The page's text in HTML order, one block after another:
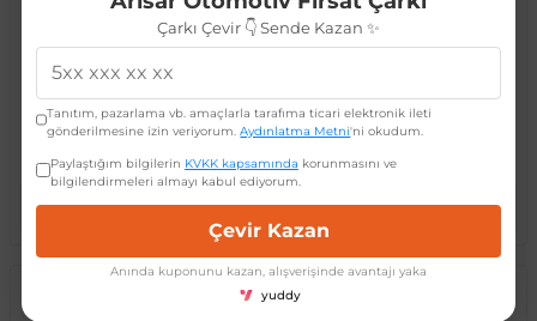
Kaplama
5.336,95 TL
4.269,56 TL
Sepete Ekle
Parça T7 2015 Bagaj Kapağı Led
Dekoratif Şerit
1.904,30 TL
Sepete Ekle
Çarkı Çevir 👇 Sende Kazan ✨
Tanıtım, pazarlama vb. amaçlarla tarafıma ticari elektronik ileti
gönderilmesine izin veriyorum.Aydınlatma Metni'ni okudum.
Paylaştığım bilgilerin KVKK kapsamında korunmasını ve
bilgilendirmeleri almayı kabul ediyorum.
Çevir Kazan
Anında kuponunu kazan, alışverişinde avantajı yaka
yuddy